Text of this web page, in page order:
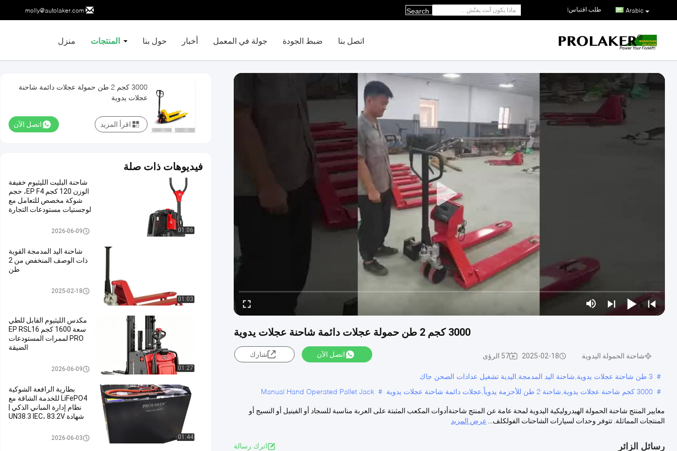
molly@autolaker.com Arabic طلب اقتباس|
Search
منزل المنتجات حول بنا أخبار جولة في المعمل ضبط الجودة اتصل بنا
3000 كجم 2 طن حمولة عجلات دائمة شاحنة عجلات يدوية
شاحنة الحمولة اليدوية 2025-02-18 57 الرؤى اتصل الآن شارك
# 3 طن شاحنة عجلات يدوية,شاحنة اليد المدمجة,اليدية تشغيل عدادات الصحن جاك
# 3000 كجم شاحنة عجلات يدوية,شاحنة 2 طن للأحزمة يدوياً,عجلات دائمة شاحنة عجلات يدوية #
Manual Hand Operated Pallet Jack
معايير المنتج شاحنة الحمولة الهيدروليكية اليدوية لمحة عامة عن المنتج شاحنةأدوات المكعب المثبتة على العربة مناسبة للسجاد أو الفينيل أو النسيج أو
المنتجات المماثلة. تتوفر وحدات لسيارات الشاحنات الفولكلف...
عرض المزيد
رسائل الزائر اترك رسالة
3000 كجم 2 طن حمولة عجلات دائمة شاحنة
عجلات يدوية
اتصل الآن اقرأ المزيد
فيديوهات ذات صلة
01:06
شاحنة البليت الليثيوم خفيفة
الوزن 120 كجم EP F4، حجم
شوكة مخصص للتعامل مع
لوجستيات مستودعات التجارة
شاحنة الحمولة اليدوية2026-06-09
01:03
شاحنة اليد المدمجة القوية
ذات الوصف المنخفض من 2
طن
شاحنة الحمولة اليدوية2025-02-18
01:27
مكدس الليثيوم القابل للطي
سعة 1600 كجم EP RSL16
PRO لممرات المستودعات
الضيقة
المكعب الكهربائي2026-06-09
01:44
بطارية الرافعة الشوكية
LiFePO4 للخدمة الشاقة مع
نظام إدارة المباني الذكي |
شهادة UN38.3 IEC، 83.2V
رافعة شوكية الجر البطارية
2026-06-03